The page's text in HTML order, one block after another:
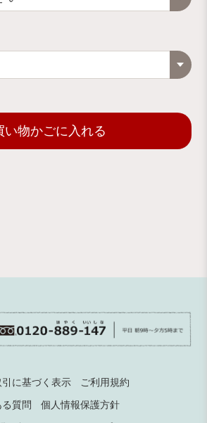
い物かごに入れる
に基づく表示
ご利用規約
質問
個人情報保護方針